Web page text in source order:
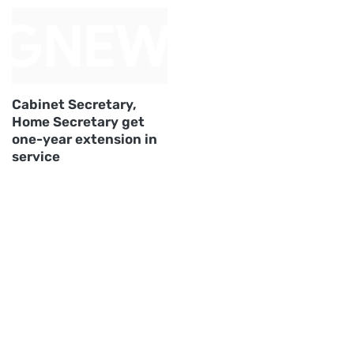
Cabinet Secretary,
Home Secretary get
one-year extension in
service